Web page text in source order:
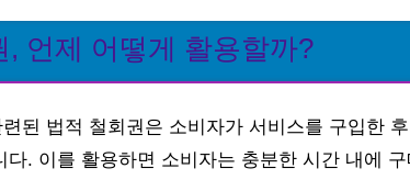
, 언제 어떻게 활용할까?
된 법적 철회권은 소비자가 서비스를 구입한
다. 이를 활용하면 소비자는 충분한 시간 내에